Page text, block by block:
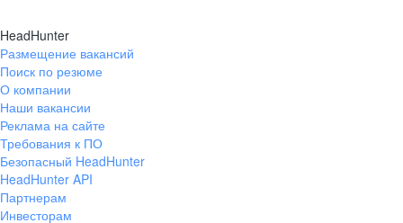
HeadHunter
Размещение вакансий
Поиск по резюме
О компании
Наши вакансии
Реклама на сайте
Требования к ПО
Безопасный HeadHunter
HeadHunter API
Партнерам
Инвесторам